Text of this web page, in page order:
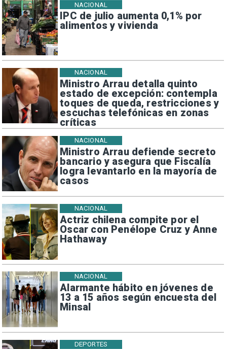
IPC de julio aumenta 0,1% por
alimentos y vivienda
NACIONAL
Ministro Arrau detalla quinto
estado de excepción: contempla
toques de queda, restricciones y
escuchas telefónicas en zonas
críticas
NACIONAL
Ministro Arrau defiende secreto
bancario y asegura que Fiscalía
logra levantarlo en la mayoría de
casos
NACIONAL
Actriz chilena compite por el
Oscar con Penélope Cruz y Anne
Hathaway
NACIONAL
Alarmante hábito en jóvenes de
13 a 15 años según encuesta del
Minsal
NACIONAL
DEPORTES